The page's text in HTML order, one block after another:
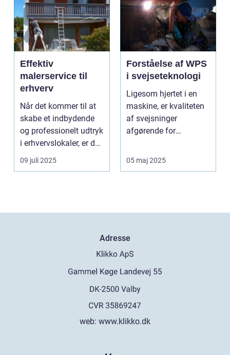
Effektiv
malerservice til
erhverv
Når det kommer til at
skabe et indbydende
og professionelt udtryk
i erhvervslokaler, er det
af...
09 juli 2025
Forståelse af WPS
i svejseteknologi
Ligesom hjertet i en
maskine, er kvaliteten
af svejsninger
afgørende for
05 maj 2025
Adresse
web: www.klikko.dk